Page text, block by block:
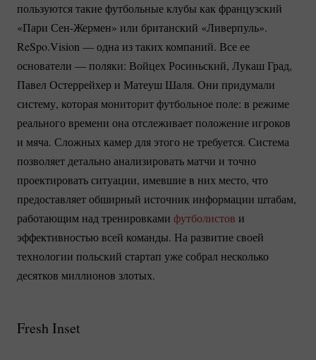
пользуются такие футбольные клубы как французский
«Пари Сен-Жермен» или британский «Ливерпуль».
ReSpo.Vision — одна из таких компаний. Все ее
основатели — поляки: Войцех Росиньский, Лукаш Град,
Павел Остеррейхер и Матеуш Шаля. Они придумали
систему, которая мониторит футбольное поле: в режиме
реального времени она отслеживает положение игроков
и мяча. Сложных камер для этого не требуется. Система
позволяет детально анализировать матчи и точно
проектировать ситуации, имевшие в них место, что
предоставляет обширный источник информации штабам,
работающим над тренировками футболистов и
эффективностью всей команды. На развитие своей
технологии польский стартап уже собрал несколько
десятков миллионов злотых.
Fresh Inset